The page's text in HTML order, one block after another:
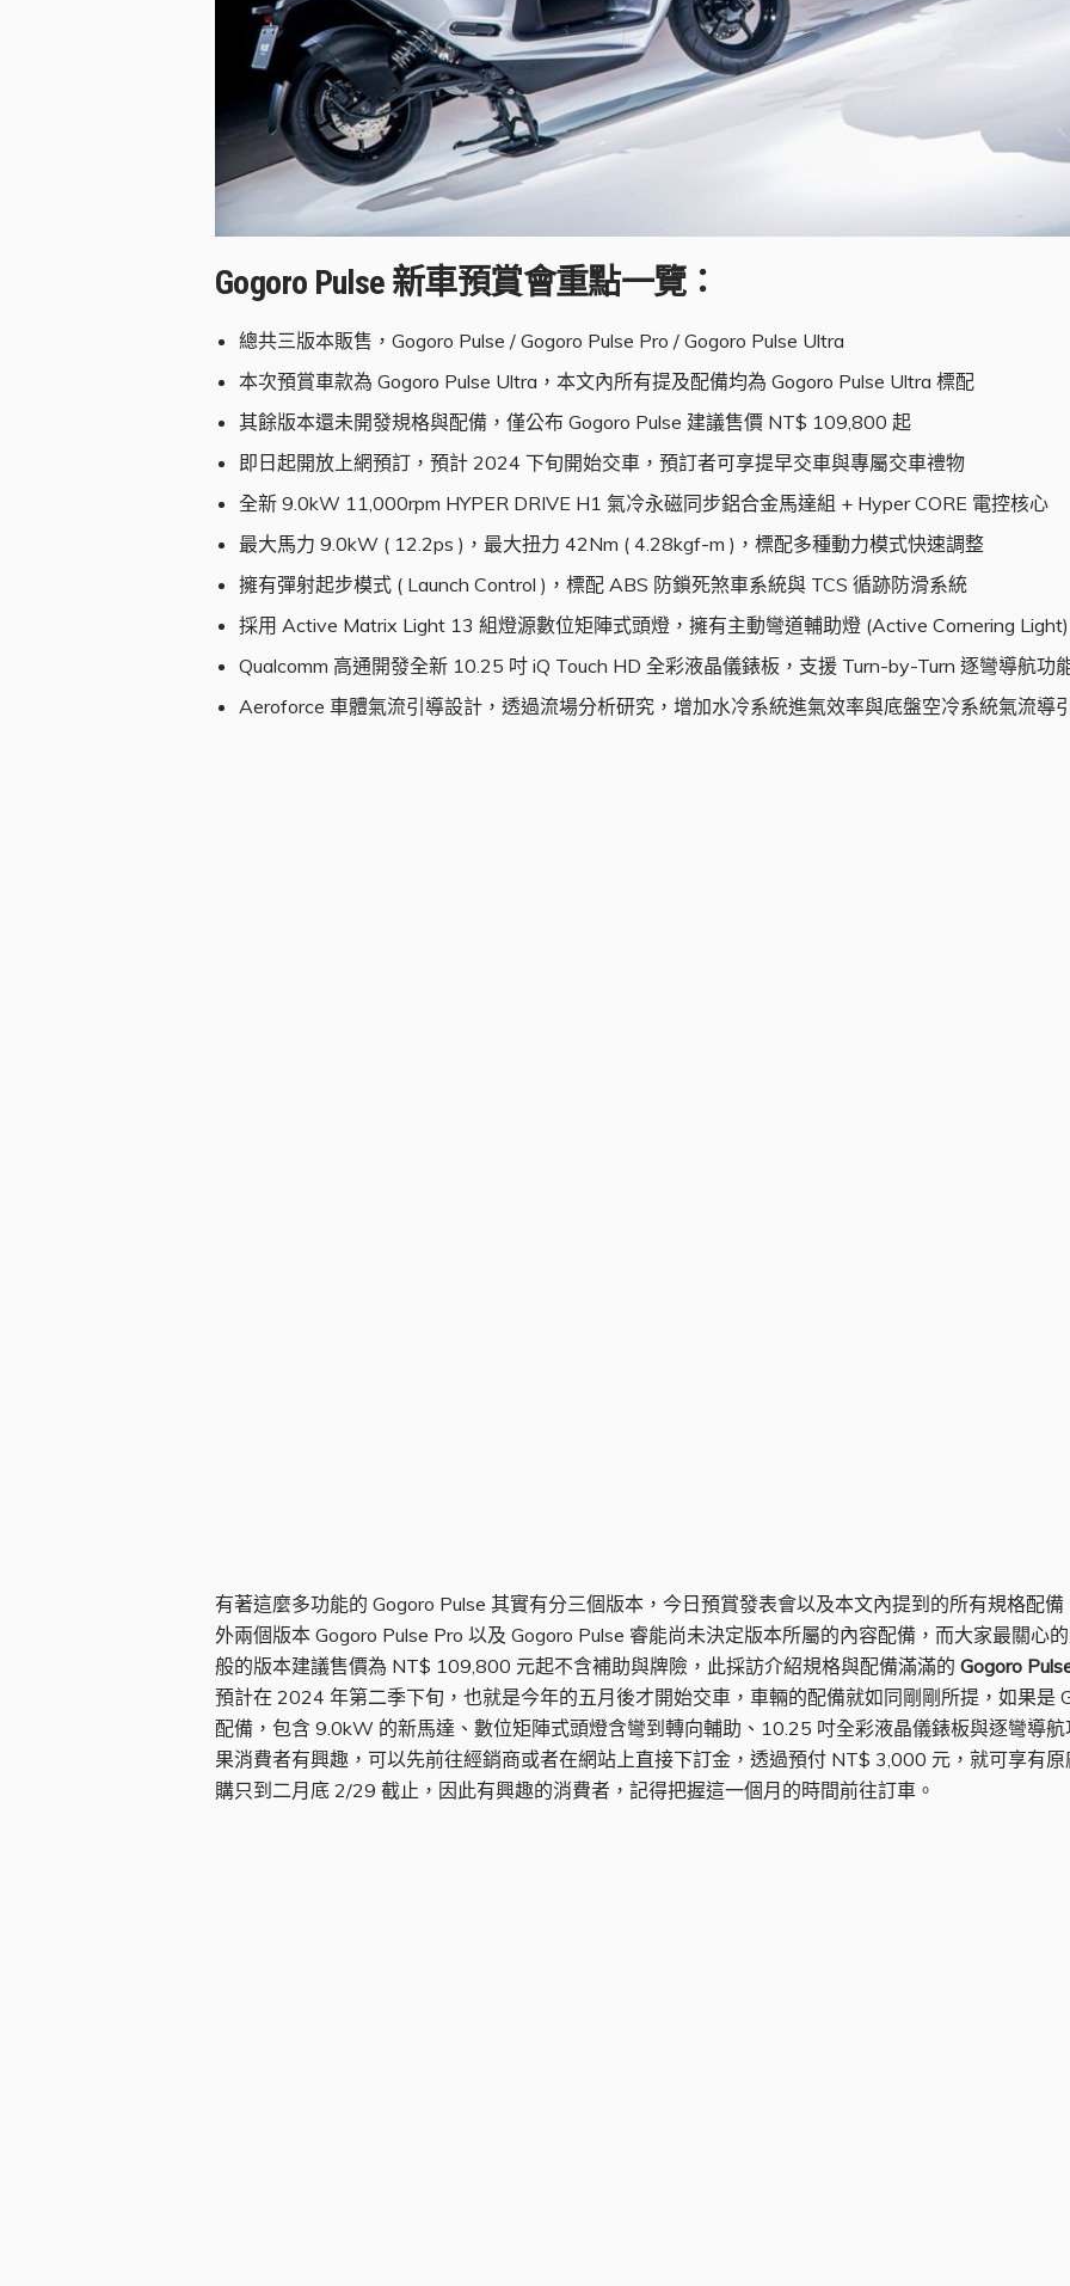
Gogoro Pulse 新車預賞會重點一覽：
總共三版本販售，Gogoro Pulse / Gogoro Pulse Pro / Gogoro Pulse Ultra
本次預賞車款為 Gogoro Pulse Ultra，本文內所有提及配備均為 Gogoro Pulse Ultra 標配
其餘版本還未開發規格與配備，僅公布 Gogoro Pulse 建議售價 NT$ 109,800 起
即日起開放上網預訂，預計 2024 下旬開始交車，預訂者可享提早交車與專屬交車禮物
全新 9.0kW 11,000rpm HYPER DRIVE H1 氣冷永磁同步鋁合金馬達組 + Hyper CORE 電控核心
最大馬力 9.0kW ( 12.2ps )，最大扭力 42Nm ( 4.28kgf-m )，標配多種動力模式快速調整
擁有彈射起步模式 ( Launch Control )，標配 ABS 防鎖死煞車系統與 TCS 循跡防滑系統
採用 Active Matrix Light 13 組燈源數位矩陣式頭燈，擁有主動彎道輔助燈 (Active Cornering
Qualcomm 高通開發全新 10.25 吋 iQ Touch HD 全彩液晶儀錶板，支援 Turn-by-Turn 逐彎導航功
Aeroforce 車體氣流引導設計，透過流場分析研究，增加水冷系統進氣效率與底盤空冷系統氣流導引
有著這麼多功能的 Gogoro Pulse 其實有分三個版本，今日預賞發表會以及本文內提到的所有規格配
外兩個版本 Gogoro Pulse Pro 以及 Gogoro Pulse 睿能尚未決定版本所屬的內容配備，而大家最關心
般的版本建議售價為 NT$ 109,800 元起不含補助與牌險，此採訪介紹規格與配備滿滿的 Gogoro
預計在 2024 年第二季下旬，也就是今年的五月後才開始交車，車輛的配備就如同剛剛所提，如果是
配備，包含 9.0kW 的新馬達、數位矩陣式頭燈含彎到轉向輔助、10.25 吋全彩液晶儀錶板與逐彎導
果消費者有興趣，可以先前往經銷商或者在網站上直接下訂金，透過預付 NT$ 3,000 元，就可享有
購只到二月底 2/29 截止，因此有興趣的消費者，記得把握這一個月的時間前往訂車。